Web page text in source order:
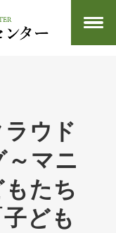
ラウド
マニ
たち
ども